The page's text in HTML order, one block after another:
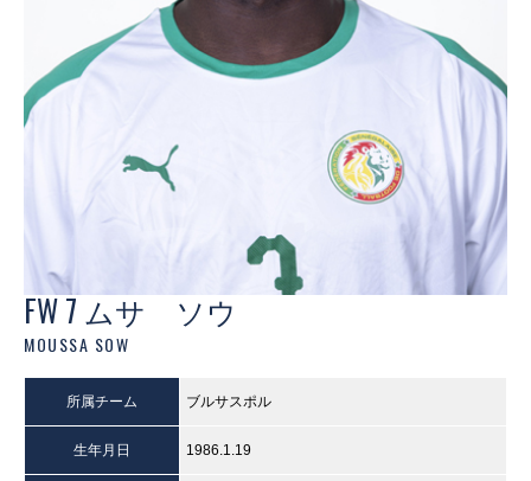
FW 7 ムサ ソウ
MOUSSA SOW
所属チーム ブルサスポル
生年月日 1986.1.19